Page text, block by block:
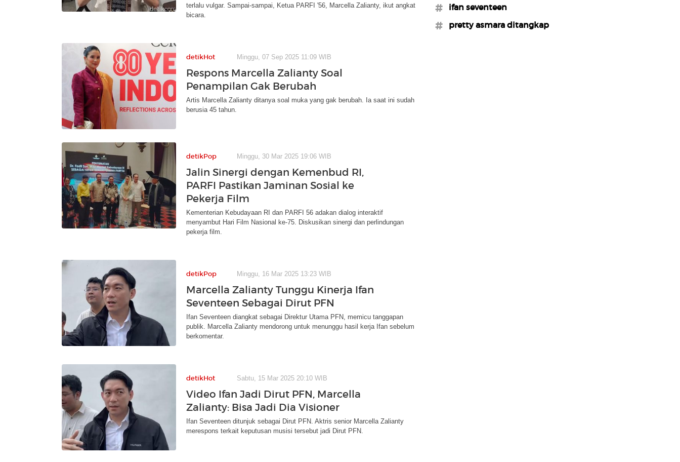
terlalu vulgar. Sampai-sampai, Ketua PARFI '56, Marcella Zalianty, ikut angkat
bicara.
detikHot Minggu, 07 Sep 2025 11:09 WIB
Respons Marcella Zalianty Soal
Penampilan Gak Berubah
Artis Marcella Zalianty ditanya soal muka yang gak berubah. Ia saat ini sudah
berusia 45 tahun.
detikPop Minggu, 30 Mar 2025 19:06 WIB
Jalin Sinergi dengan Kemenbud RI,
PARFI Pastikan Jaminan Sosial ke
Pekerja Film
Kementerian Kebudayaan RI dan PARFI 56 adakan dialog interaktif
menyambut Hari Film Nasional ke-75. Diskusikan sinergi dan perlindungan
pekerja film.
detikPop Minggu, 16 Mar 2025 13:23 WIB
Marcella Zalianty Tunggu Kinerja Ifan
Seventeen Sebagai Dirut PFN
Ifan Seventeen diangkat sebagai Direktur Utama PFN, memicu tanggapan
publik. Marcella Zalianty mendorong untuk menunggu hasil kerja Ifan sebelum
berkomentar.
detikHot Sabtu, 15 Mar 2025 20:10 WIB
Video Ifan Jadi Dirut PFN, Marcella
Zalianty: Bisa Jadi Dia Visioner
Ifan Seventeen ditunjuk sebagai Dirut PFN. Aktris senior Marcella Zalianty
merespons terkait keputusan musisi tersebut jadi Dirut PFN.
#ifan seventeen
#pretty asmara ditangkap